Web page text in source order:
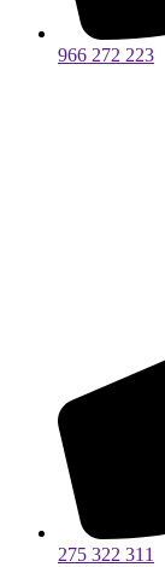
966 272 223
275 322 311